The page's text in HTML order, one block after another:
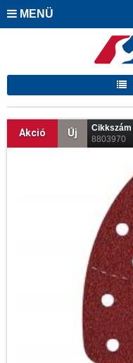
MENÜ
Akció Új
Cikkszám
8803970